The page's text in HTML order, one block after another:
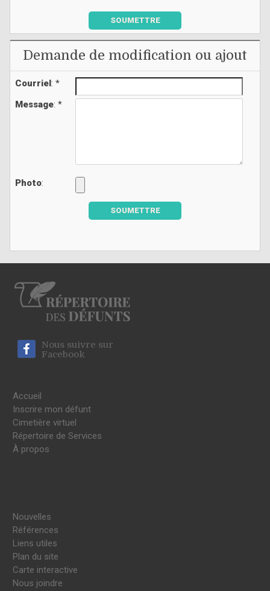
SOUMETTRE
Demande de modification ou ajout
Courriel: *
Message: *
Photo:
SOUMETTRE
Nous suivre sur
Facebook
Accueil
Inscrire mon défunt
Cimetière virtuel
Répertoire de Services
À propos
Nouvelles
Références
Liens utiles
Plan du site
Carte interactive
Nous joindre